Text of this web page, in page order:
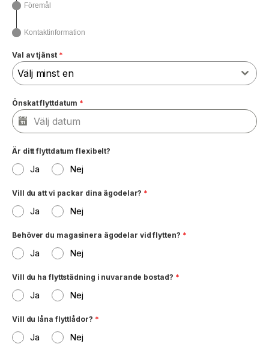
Föremål
Kontaktinformation
Val av tjänst *
Välj minst en
Önskat flyttdatum *
Är ditt flyttdatum flexibelt?
Ja Nej
Vill du att vi packar dina ägodelar? *
Ja Nej
Behöver du magasinera ägodelar vid flytten? *
Ja Nej
Vill du ha flyttstädning i nuvarande bostad? *
Ja Nej
Vill du låna flyttlådor? *
Ja Nej